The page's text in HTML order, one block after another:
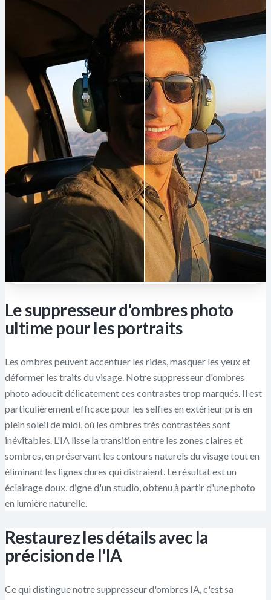
Le suppresseur d'ombres photo
ultime pour les portraits
Les ombres peuvent accentuer les rides, masquer les yeux et
déformer les traits du visage. Notre suppresseur d'ombres
photo adoucit délicatement ces contrastes trop marqués. Il est
particulièrement efficace pour les selfies en extérieur pris en
plein soleil de midi, où les ombres très contrastées sont
inévitables. L'IA lisse la transition entre les zones claires et
sombres, en préservant les contours naturels du visage tout en
éliminant les lignes dures qui distraient. Le résultat est un
éclairage doux, digne d'un studio, obtenu à partir d'une photo
en lumière naturelle.
Restaurez les détails avec la
précision de l'IA
Ce qui distingue notre suppresseur d'ombres IA, c'est sa